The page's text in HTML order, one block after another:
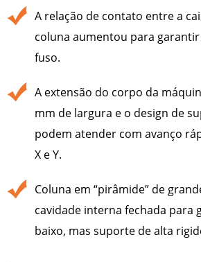
A relação de contato entre a
coluna aumentou para
fuso.
A extensão do corpo da
mm de largura e o design de
podem atender com avanço
X e Y.
Coluna em “pirâmide” de
cavidade interna fechada para
baixo, mas suporte de alta